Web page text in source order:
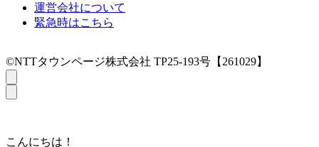
運営会社について
緊急時はこちら
©NTTタウンページ株式会社 TP25-193号【261029】
こんにちは！